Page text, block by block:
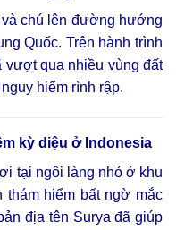
và chú lên đường hướng
Quốc. Trên hành trình
vượt qua nhiều vùng đất
hiểm rình rập.
kỳ diệu ở Indonesia
tại ngôi làng nhỏ ở khu
thám hiểm bất ngờ mắc
địa tên Surya đã giúp